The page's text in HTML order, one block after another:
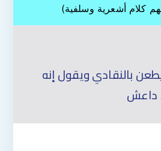
كلام أشعرية وسلفية)
بالنقادي ويقول إنه
داعش